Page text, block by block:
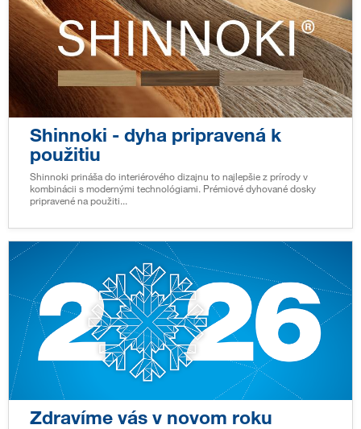
Shinnoki - dyha pripravená k
použitiu
Shinnoki prináša do interiérového dizajnu to najlepšie z prírody v
kombinácii s modernými technológiami. Prémiové dyhované dosky
pripravené na použiti...
Zdravíme vás v novom roku